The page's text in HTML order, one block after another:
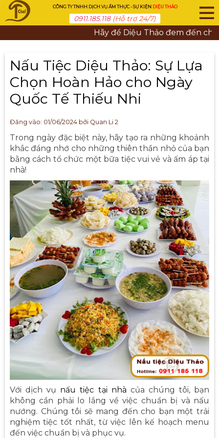
CÔNG TY TNHH DỊCH VỤ ẨM THỰC - SỰ KIỆN DIỆU THẢO
0911.185.118 (Hỗ trợ 24/7)
Hãy để Diệu Thảo đem đến cho
Nấu Tiệc Diệu Thảo: Sự Lựa
Chọn Hoàn Hảo cho Ngày
Quốc Tế Thiếu Nhi
Đăng vào: 01/06/2024 bởi Quan Li 2
Trong ngày đặc biệt này, hãy tạo ra những khoảnh
khắc đáng nhớ cho những thiên thần nhỏ của bạn
bằng cách tổ chức một bữa tiệc vui vẻ và ấm áp tại
nhà!
Với dịch vụ nấu tiệc tại nhà của chúng tôi, bạn
không cần phải lo lắng về việc chuẩn bị và nấu
nướng. Chúng tôi sẽ mang đến cho bạn một trải
nghiệm tiệc tốt nhất, từ việc lên kế hoạch menu
đến việc chuẩn bị và phục vụ.